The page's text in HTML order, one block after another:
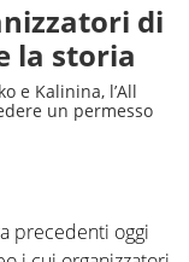
di
la storia
e Kalinina, l’All
un permesso
precedenti oggi